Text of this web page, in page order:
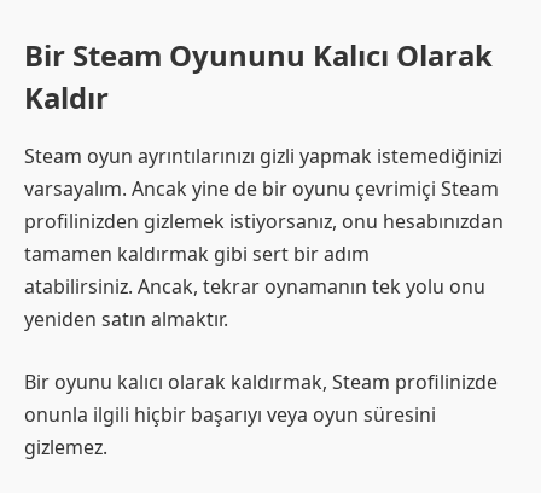
Bir Steam Oyununu Kalıcı Olarak
Kaldır
Steam oyun ayrıntılarınızı gizli yapmak istemediğinizi
varsayalım. Ancak yine de bir oyunu çevrimiçi Steam
profilinizden gizlemek istiyorsanız, onu hesabınızdan
tamamen kaldırmak gibi sert bir adım
atabilirsiniz. Ancak, tekrar oynamanın tek yolu onu
yeniden satın almaktır.
Bir oyunu kalıcı olarak kaldırmak, Steam profilinizde
onunla ilgili hiçbir başarıyı veya oyun süresini
gizlemez.